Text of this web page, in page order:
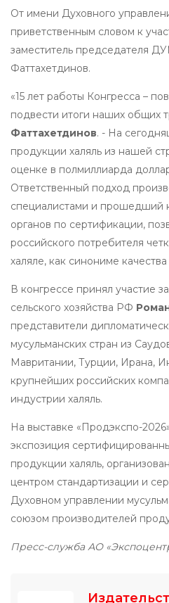
От имени Духовного
приветственным словом к
заместитель председателя
Фаттахетдинов.
«15 лет работы Конгресса –
подвести итоги наших общих
Фаттахетдинов. - На
продукции халяль из нашей
оценке в полмиллиарда
Ответственный подход
специалистами и прошедший
органов по сертификации,
российского потребителя
халяле, как синониме
В конгрессе принял участие
сельского хозяйства РФ
представители
мусульманских стран из
Мавритании, Турции, Ирана,
крупнейших российских
индустрии халяль.
На выставке «Продэкспо-
экспозиция
продукции халяль,
центром стандартизации и
Духовном управлении
союзом производителей
Пресс-служба АО